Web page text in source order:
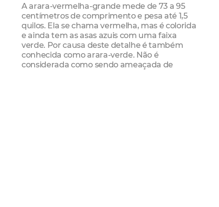
A arara-vermelha-grande mede de 73 a 95
centímetros de comprimento e pesa até 1,5
quilos. Ela se chama vermelha, mas é colorida
e ainda tem as asas azuis com uma faixa
verde. Por causa deste detalhe é também
conhecida como arara-verde. Não é
considerada como sendo ameaçada de